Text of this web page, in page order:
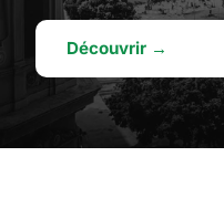
Découvrir →